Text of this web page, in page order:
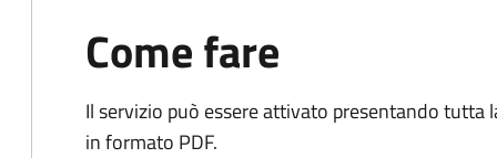
Come fare
Il servizio può essere attivato presentando
in formato PDF.